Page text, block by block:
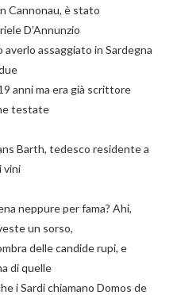
Cannonau, è stato
D’Annunzio
assaggiato in Sardegna
anni ma era già scrittore
testate
Barth, tedesco residente a
vini
neppure per fama? Ahi,
un sorso,
delle candide rupi, e
di quelle
i Sardi chiamano Domos de